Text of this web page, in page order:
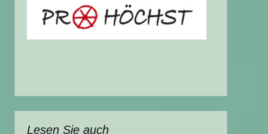
Lesen Sie auch